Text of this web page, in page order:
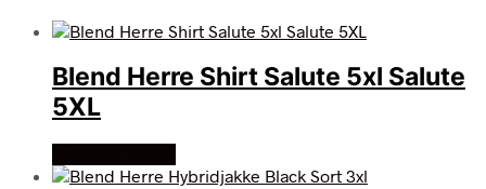
Blend Herre Shirt Salute 5xl Salute
5XL